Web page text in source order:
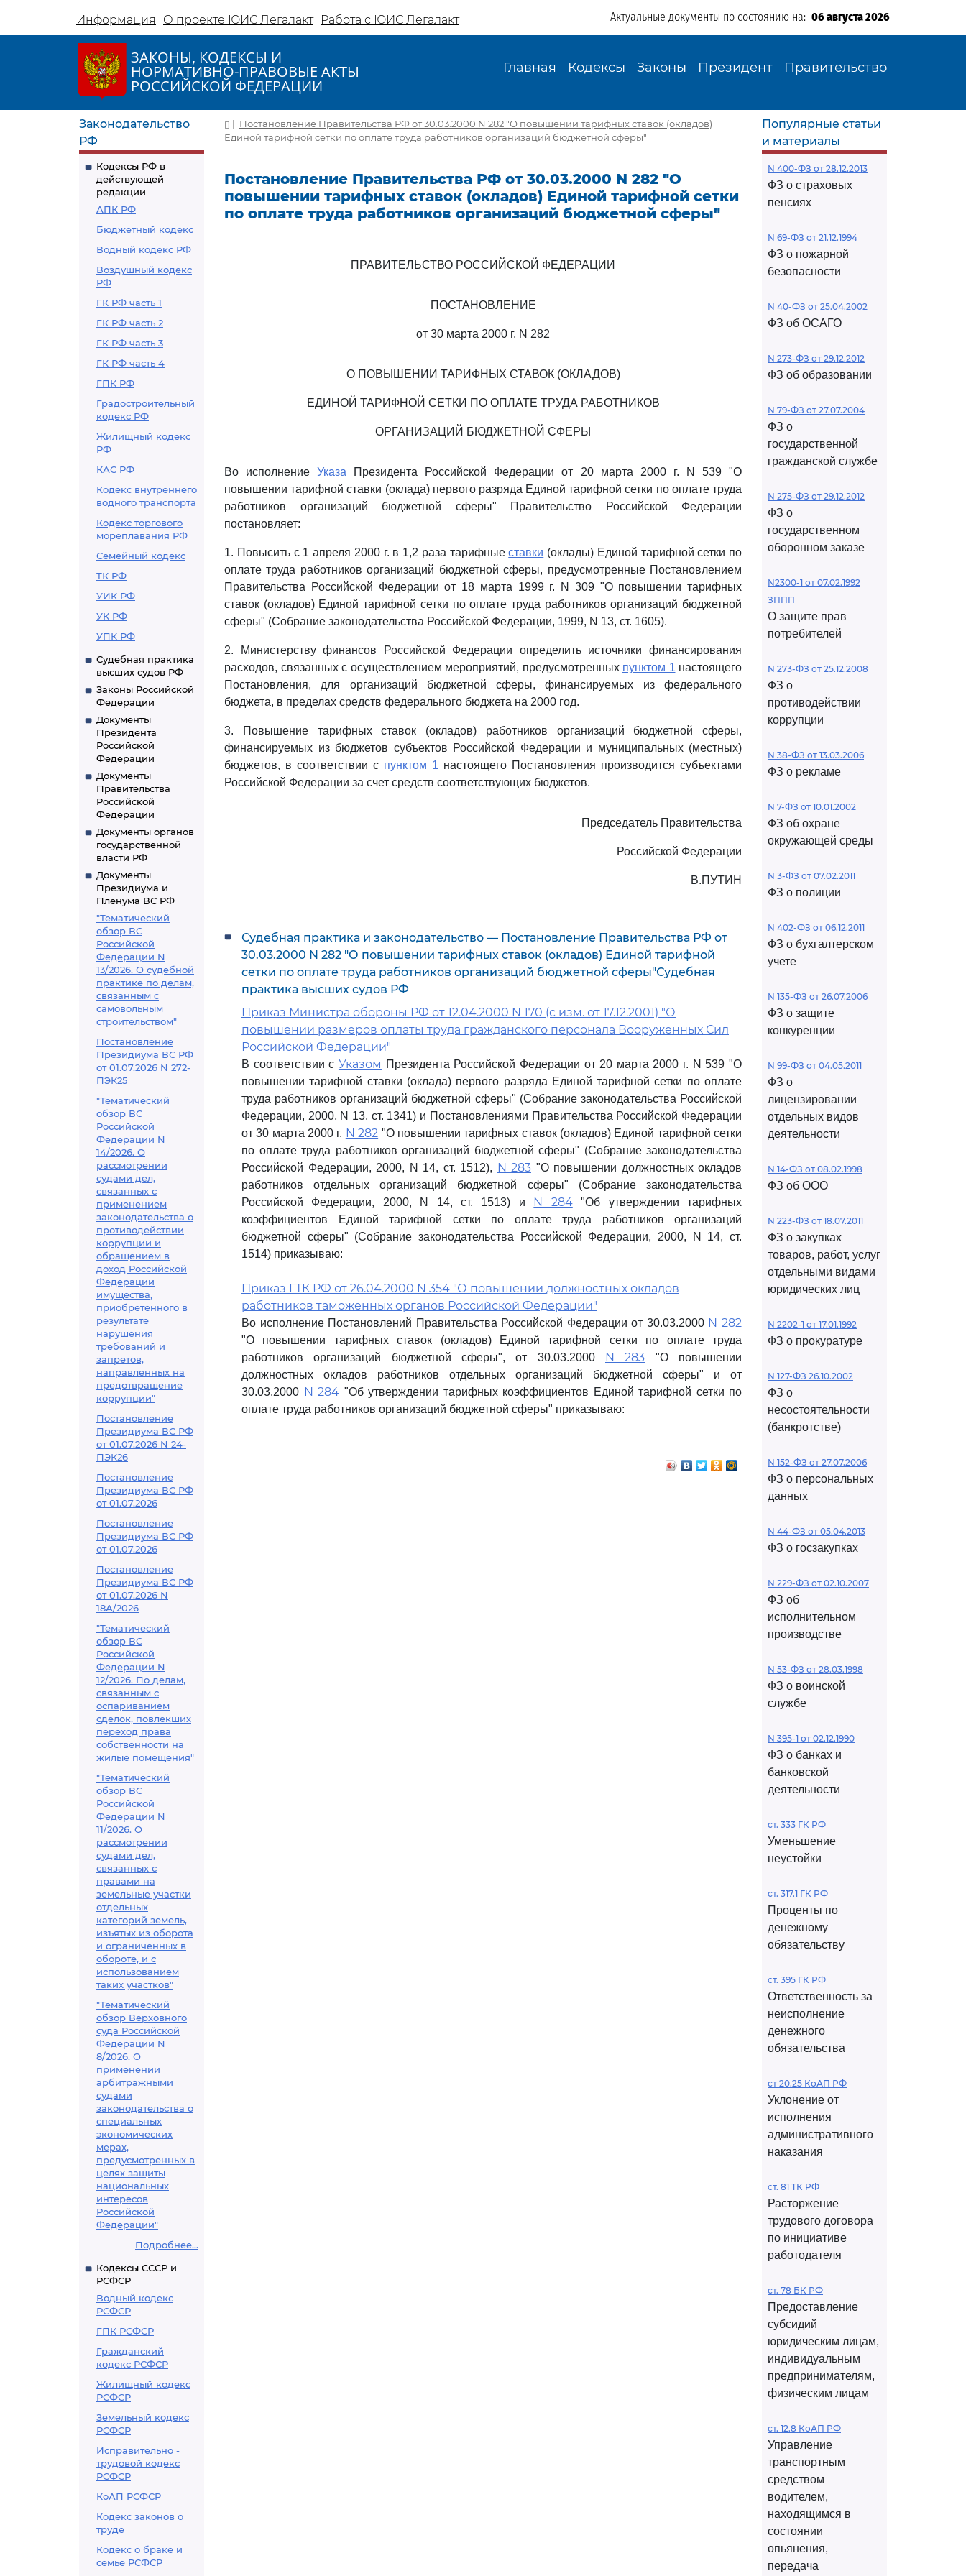
Информация О проекте ЮИС Легалакт Работа с ЮИС Легалакт Актуальные документы по состоянию на: 06 августа 2026
ЗАКОНЫ, КОДЕКСЫ И
НОРМАТИВНО-ПРАВОВЫЕ АКТЫ
РОССИЙСКОЙ ФЕДЕРАЦИИ
Главная Кодексы Законы Президент Правительство
Законодательство
РФ
Кодексы РФ в
действующей
редакции
АПК РФ
Бюджетный кодекс
Водный кодекс РФ
Воздушный кодекс
РФ
ГК РФ часть 1
ГК РФ часть 2
ГК РФ часть 3
ГК РФ часть 4
ГПК РФ
Градостроительный
кодекс РФ
Жилищный кодекс
РФ
КАС РФ
Кодекс внутреннего
водного транспорта
Кодекс торгового
мореплавания РФ
Семейный кодекс
ТК РФ
УИК РФ
УК РФ
УПК РФ
Судебная практика
высших судов РФ
Законы Российской
Федерации
Документы
Президента
Российской
Федерации
Документы
Правительства
Российской
Федерации
Документы органов
государственной
власти РФ
Документы
Президиума и
Пленума ВС РФ
"Тематический
обзор ВС
Российской
Федерации N
13/2026. О судебной
практике по делам,
связанным с
самовольным
строительством"
Постановление
Президиума ВС РФ
от 01.07.2026 N 272-
ПЭК25
"Тематический
обзор ВС
Российской
Федерации N
14/2026. О
рассмотрении
судами дел,
связанных с
применением
законодательства о
противодействии
коррупции и
обращением в
доход Российской
Федерации
имущества,
приобретенного в
результате
нарушения
требований и
запретов,
направленных на
предотвращение
коррупции"
Постановление
Президиума ВС РФ
от 01.07.2026 N 24-
ПЭК26
Постановление
Президиума ВС РФ
от 01.07.2026
Постановление
Президиума ВС РФ
от 01.07.2026
Постановление
Президиума ВС РФ
от 01.07.2026 N
18А/2026
"Тематический
обзор ВС
Российской
Федерации N
12/2026. По делам,
связанным с
оспариванием
сделок, повлекших
переход права
собственности на
жилые помещения"
"Тематический
обзор ВС
Российской
Федерации N
11/2026. О
рассмотрении
судами дел,
связанных с
правами на
земельные участки
отдельных
категорий земель,
изъятых из оборота
и ограниченных в
обороте, и с
использованием
таких участков"
"Тематический
обзор Верховного
суда Российской
Федерации N
8/2026. О
применении
арбитражными
судами
законодательства о
специальных
экономических
мерах,
предусмотренных в
целях защиты
национальных
интересов
Российской
Федерации"
Подробнее...
Кодексы СССР и
РСФСР
Водный кодекс
РСФСР
ГПК РСФСР
Гражданский
кодекс РСФСР
Жилищный кодекс
РСФСР
Земельный кодекс
РСФСР
Исправительно -
трудовой кодекс
РСФСР
КоАП РСФСР
Кодекс законов о
труде
Кодекс о браке и
семье РСФСР
| Постановление Правительства РФ от 30.03.2000 N 282 "О повышении тарифных ставок (окладов)
Единой тарифной сетки по оплате труда работников организаций бюджетной сферы"
Постановление Правительства РФ от 30.03.2000 N 282 "О
повышении тарифных ставок (окладов) Единой тарифной сетки
по оплате труда работников организаций бюджетной сферы"
ПРАВИТЕЛЬСТВО РОССИЙСКОЙ ФЕДЕРАЦИИ
ПОСТАНОВЛЕНИЕ
от 30 марта 2000 г. N 282
О ПОВЫШЕНИИ ТАРИФНЫХ СТАВОК (ОКЛАДОВ)
ЕДИНОЙ ТАРИФНОЙ СЕТКИ ПО ОПЛАТЕ ТРУДА РАБОТНИКОВ
ОРГАНИЗАЦИЙ БЮДЖЕТНОЙ СФЕРЫ
Во исполнениеУказа Президента Российской Федерации от 20 марта 2000 г. N 539 "О
повышении тарифной ставки (оклада) первого разряда Единой тарифной сетки по оплате труда
работников организаций бюджетной сферы" Правительство Российской Федерации
постановляет:
1. Повысить с 1 апреля 2000 г. в 1,2 раза тарифныеставки (оклады) Единой тарифной сетки по
оплате труда работников организаций бюджетной сферы, предусмотренные Постановлением
Правительства Российской Федерации от 18 марта 1999 г. N 309 "О повышении тарифных
ставок (окладов) Единой тарифной сетки по оплате труда работников организаций бюджетной
сферы" (Собрание законодательства Российской Федерации, 1999, N 13, ст. 1605).
2. Министерству финансов Российской Федерации определить источники финансирования
расходов, связанных с осуществлением мероприятий, предусмотренных пунктом 1 настоящего
Постановления, для организаций бюджетной сферы, финансируемых из федерального
бюджета, в пределах средств федерального бюджета на 2000 год.
3. Повышение тарифных ставок (окладов) работников организаций бюджетной сферы,
финансируемых из бюджетов субъектов Российской Федерации и муниципальных (местных)
бюджетов, в соответствии с пунктом 1 настоящего Постановления производится субъектами
Российской Федерации за счет средств соответствующих бюджетов.
Председатель Правительства
Российской Федерации
В.ПУТИН
Судебная практика и законодательство — Постановление Правительства РФ от
30.03.2000 N 282 "О повышении тарифных ставок (окладов) Единой тарифной
сетки по оплате труда работников организаций бюджетной сферы"Судебная
практика высших судов РФ
Приказ Министра обороны РФ от 12.04.2000 N 170 (с изм. от 17.12.2001) "О
повышении размеров оплаты труда гражданского персонала Вооруженных Сил
Российской Федерации"
В соответствии с Указом Президента Российской Федерации от 20 марта 2000 г. N 539 "О
повышении тарифной ставки (оклада) первого разряда Единой тарифной сетки по оплате
труда работников организаций бюджетной сферы" (Собрание законодательства Российской
Федерации, 2000, N 13, ст. 1341) и Постановлениями Правительства Российской Федерации
от 30 марта 2000 г. N 282 "О повышении тарифных ставок (окладов) Единой тарифной сетки
по оплате труда работников организаций бюджетной сферы" (Собрание законодательства
Российской Федерации, 2000, N 14, ст. 1512), N 283 "О повышении должностных окладов
работников отдельных организаций бюджетной сферы" (Собрание законодательства
Российской Федерации, 2000, N 14, ст. 1513) и N 284"Об утверждении тарифных
коэффициентов Единой тарифной сетки по оплате труда работников организаций
бюджетной сферы" (Собрание законодательства Российской Федерации, 2000, N 14, ст.
1514) приказываю:
Приказ ГТК РФ от 26.04.2000 N 354 "О повышении должностных окладов
работников таможенных органов Российской Федерации"
Во исполнение Постановлений Правительства Российской Федерации от 30.03.2000 N 282
"О повышении тарифных ставок (окладов) Единой тарифной сетки по оплате труда
работников организаций бюджетной сферы", от 30.03.2000 N 283 "О повышении
должностных окладов работников отдельных организаций бюджетной сферы" и от
30.03.2000 N 284 "Об утверждении тарифных коэффициентов Единой тарифной сетки по
оплате труда работников организаций бюджетной сферы" приказываю:
Популярные статьи
и материалы
N 400-ФЗ от 28.12.2013
ФЗ о страховых
пенсиях
N 69-ФЗ от 21.12.1994
ФЗ о пожарной
безопасности
N 40-ФЗ от 25.04.2002
ФЗ об ОСАГО
N 273-ФЗ от 29.12.2012
ФЗ об образовании
N 79-ФЗ от 27.07.2004
ФЗ о
государственной
гражданской службе
N 275-ФЗ от 29.12.2012
ФЗ о
государственном
оборонном заказе
N2300-1 от 07.02.1992
ЗППП
О защите прав
потребителей
N 273-ФЗ от 25.12.2008
ФЗ о
противодействии
коррупции
N 38-ФЗ от 13.03.2006
ФЗ о рекламе
N 7-ФЗ от 10.01.2002
ФЗ об охране
окружающей среды
N 3-ФЗ от 07.02.2011
ФЗ о полиции
N 402-ФЗ от 06.12.2011
ФЗ о бухгалтерском
учете
N 135-ФЗ от 26.07.2006
ФЗ о защите
конкуренции
N 99-ФЗ от 04.05.2011
ФЗ о
лицензировании
отдельных видов
деятельности
N 14-ФЗ от 08.02.1998
ФЗ об ООО
N 223-ФЗ от 18.07.2011
ФЗ о закупках
товаров, работ, услуг
отдельными видами
юридических лиц
N 2202-1 от 17.01.1992
ФЗ о прокуратуре
N 127-ФЗ 26.10.2002
ФЗ о
несостоятельности
(банкротстве)
N 152-ФЗ от 27.07.2006
ФЗ о персональных
данных
N 44-ФЗ от 05.04.2013
ФЗ о госзакупках
N 229-ФЗ от 02.10.2007
ФЗ об
исполнительном
производстве
N 53-ФЗ от 28.03.1998
ФЗ о воинской
службе
N 395-1 от 02.12.1990
ФЗ о банках и
банковской
деятельности
ст. 333 ГК РФ
Уменьшение
неустойки
ст. 317.1 ГК РФ
Проценты по
денежному
обязательству
ст. 395 ГК РФ
Ответственность за
неисполнение
денежного
обязательства
ст 20.25 КоАП РФ
Уклонение от
исполнения
административного
наказания
ст. 81 ТК РФ
Расторжение
трудового договора
по инициативе
работодателя
ст. 78 БК РФ
Предоставление
субсидий
юридическим лицам,
индивидуальным
предпринимателям,
физическим лицам
ст. 12.8 КоАП РФ
Управление
транспортным
средством
водителем,
находящимся в
состоянии
опьянения,
передача